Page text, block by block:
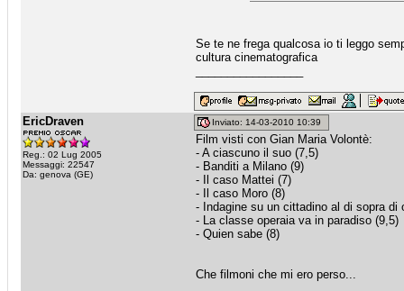
Se te ne frega qualcosa io ti leggo
cultura cinematografica
EricDraven
Reg.: 02 Lug 2005
Messaggi: 22547
Da: genova (GE)
Inviato: 14-03-2010 10:39
Film visti con Gian Maria Volontè:
- A ciascuno il suo (7,5)
- Banditi a Milano (9)
- Il caso Mattei (7)
- Il caso Moro (8)
- Indagine su un cittadino al di sopra di
- La classe operaia va in paradiso (9,5)
- Quien sabe (8)
Che filmoni che mi ero perso...